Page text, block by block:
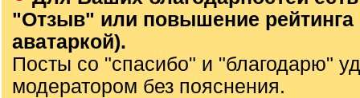
"Отзыв" или повышение рейтинга
аватаркой).
Посты со "спасибо" и "благодарю"
модератором без пояснения.